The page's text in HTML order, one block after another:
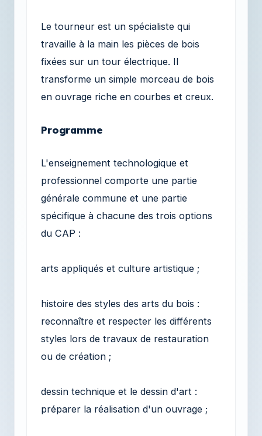
Le tourneur est un spécialiste qui
travaille à la main les pièces de bois
fixées sur un tour électrique. Il
transforme un simple morceau de bois
en ouvrage riche en courbes et creux.
Programme
L'enseignement technologique et
professionnel comporte une partie
générale commune et une partie
spécifique à chacune des trois options
du CAP :
arts appliqués et culture artistique ;
histoire des styles des arts du bois :
reconnaître et respecter les différents
styles lors de travaux de restauration
ou de création ;
dessin technique et le dessin d'art :
préparer la réalisation d'un ouvrage ;